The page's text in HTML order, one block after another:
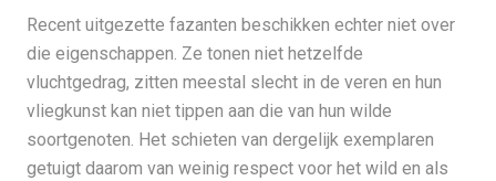
Recent uitgezette fazanten beschikken echter niet over
die eigenschappen. Ze tonen niet hetzelfde
vluchtgedrag, zitten meestal slecht in de veren en hun
vliegkunst kan niet tippen aan die van hun wilde
soortgenoten. Het schieten van dergelijk exemplaren
getuigt daarom van weinig respect voor het wild en als